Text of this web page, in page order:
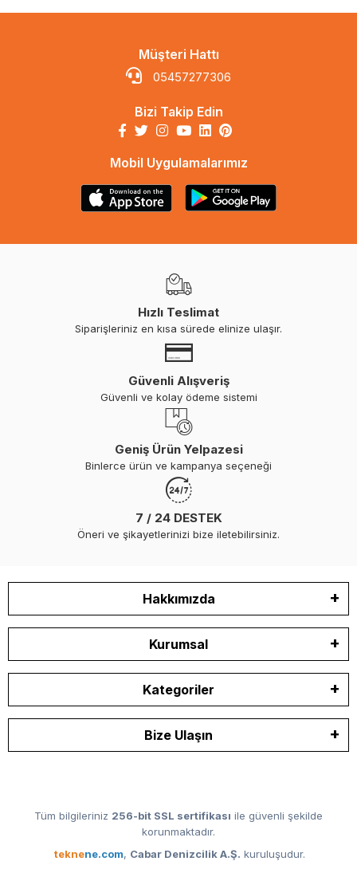
Müşteri Hattı
05457277306
Bizi Takip Edin
Mobil Uygulamalarımız
Hızlı Teslimat
Siparişleriniz en kısa sürede elinize ulaşır.
Güvenli Alışveriş
Güvenli ve kolay ödeme sistemi
Geniş Ürün Yelpazesi
Binlerce ürün ve kampanya seçeneği
7 / 24 DESTEK
Öneri ve şikayetlerinizi bize iletebilirsiniz.
Hakkımızda
Kurumsal
Kategoriler
Bize Ulaşın
Tüm bilgileriniz 256-bit SSL sertifikası ile güvenli şekilde
korunmaktadır.
teknene.com, Cabar Denizcilik A.Ş. kuruluşudur.